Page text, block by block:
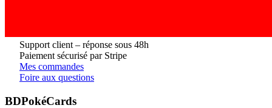
Support client – réponse sous 48h
Paiement sécurisé par Stripe
Mes commandes
Foire aux questions
BDPokéCards